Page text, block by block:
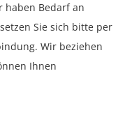
haben Bedarf an
Sie sich bitte per
Wir beziehen
Ihnen